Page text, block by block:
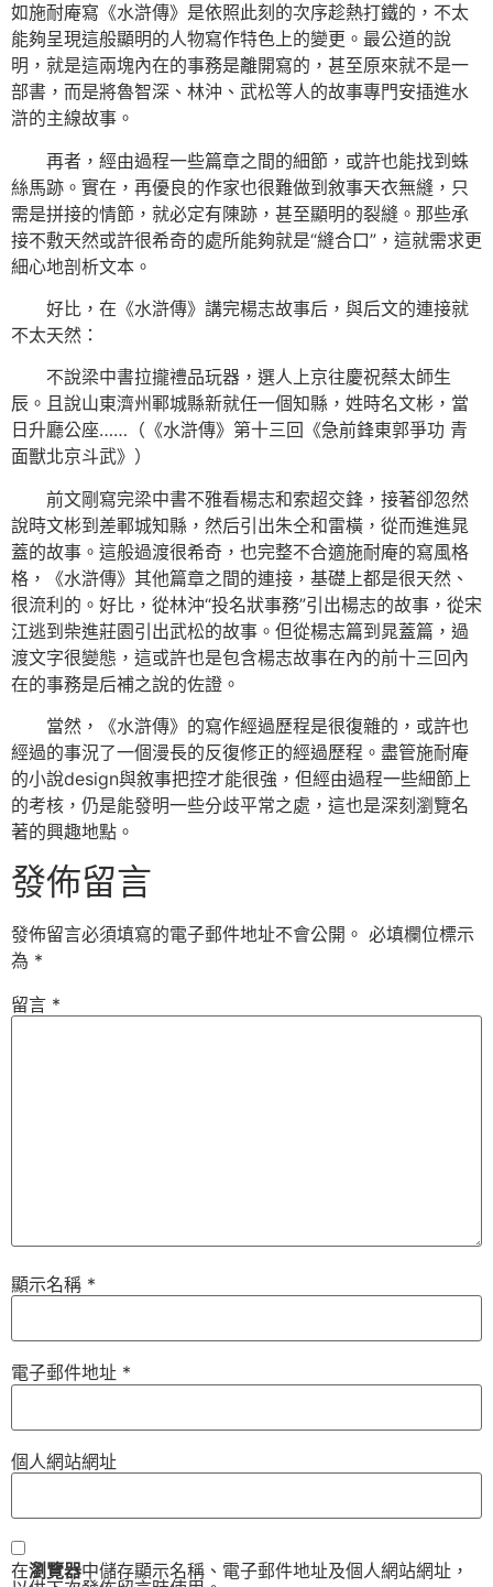
如施耐庵寫《水滸傳》是依照此刻的次序趁熱打鐵的，不太
能夠呈現這般顯明的人物寫作特色上的變更。最公道的說
明，就是這兩塊內在的事務是離開寫的，甚至原來就不是一
部書，而是將魯智深、林沖、武松等人的故事專門安插進水
滸的主線故事。
再者，經由過程一些篇章之間的細節，或許也能找到蛛
絲馬跡。實在，再優良的作家也很難做到敘事天衣無縫，只
需是拼接的情節，就必定有陳跡，甚至顯明的裂縫。那些承
接不敷天然或許很希奇的處所能夠就是“縫合口”，這就需求更
細心地剖析文本。
好比，在《水滸傳》講完楊志故事后，與后文的連接就
不太天然：
不說梁中書拉攏禮品玩器，選人上京往慶祝蔡太師生
辰。且說山東濟州鄆城縣新就任一個知縣，姓時名文彬，當
日升廳公座……（《水滸傳》第十三回《急前鋒東郭爭功 青
面獸北京斗武》）
前文剛寫完梁中書不雅看楊志和索超交鋒，接著卻忽然
說時文彬到差鄆城知縣，然后引出朱仝和雷橫，從而進進晁
蓋的故事。這般過渡很希奇，也完整不合適施耐庵的寫風格
格，《水滸傳》其他篇章之間的連接，基礎上都是很天然、
很流利的。好比，從林沖“投名狀事務”引出楊志的故事，從宋
江逃到柴進莊園引出武松的故事。但從楊志篇到晁蓋篇，過
渡文字很變態，這或許也是包含楊志故事在內的前十三回內
在的事務是后補之說的佐證。
當然，《水滸傳》的寫作經過歷程是很復雜的，或許也
經過的事況了一個漫長的反復修正的經過歷程。盡管施耐庵
的小說design與敘事把控才能很強，但經由過程一些細節上
的考核，仍是能發明一些分歧平常之處，這也是深刻瀏覽名
著的興趣地點。
發佈留言
發佈留言必須填寫的電子郵件地址不會公開。 必填欄位標示
為 *
留言 *
顯示名稱 *
電子郵件地址 *
個人網站網址
在瀏覽器中儲存顯示名稱、電子郵件地址及個人網站網址，